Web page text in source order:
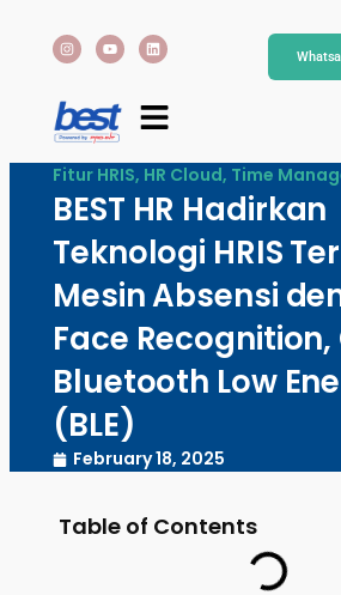
Fitur HRIS, HR Cloud, Time
BEST HR Hadirkan
Teknologi HRIS
Mesin Absensi
Face Recognition,
Bluetooth Low
(BLE)
February 18, 2025
Table of Contents